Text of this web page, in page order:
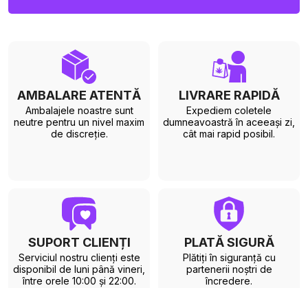
AMBALARE ATENTĂ
Ambalajele noastre sunt
neutre pentru un nivel maxim
de discreție.
LIVRARE RAPIDĂ
Expediem coletele
dumneavoastră în aceeași zi,
cât mai rapid posibil.
SUPORT CLIENȚI
Serviciul nostru clienți este
disponibil de luni până vineri,
între orele 10:00 și 22:00.
PLATĂ SIGURĂ
Plătiți în siguranță cu
partenerii noștri de
încredere.